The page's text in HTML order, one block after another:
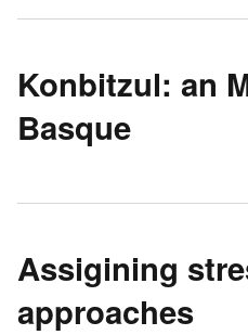
Konbitzul: an
Basque
Assigining
approaches